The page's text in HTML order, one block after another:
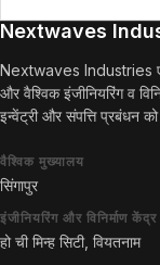
Nextwaves
Nextwaves Industries
और वैश्विक इंजीनियरिंग व
इन्वेंट्री और संपत्ति प्रबंधन
वैश्विक मुख्यालय
सिंगापुर
इंजीनियरिंग और विनिर्माण केंद्र
हो ची मिन्ह सिटी, वियतनाम